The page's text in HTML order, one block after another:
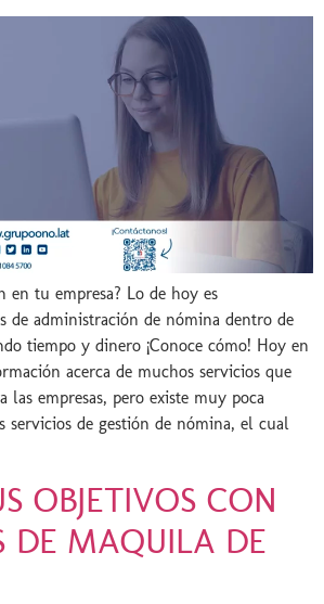
en tu empresa? Lo de hoy es
de administración de nómina dentro de
tiempo y dinero ¡Conoce cómo! Hoy en
acerca de muchos servicios que
las empresas, pero existe muy poca
servicios de gestión de nómina, el cual
OBJETIVOS CON
DE MAQUILA DE